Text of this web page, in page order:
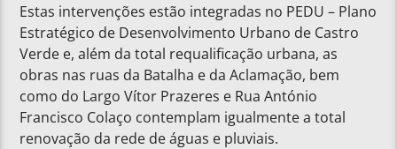
Estas intervenções estão integradas no PEDU – Plano
Estratégico de Desenvolvimento Urbano de Castro
Verde e, além da total requalificação urbana, as
obras nas ruas da Batalha e da Aclamação, bem
como do Largo Vítor Prazeres e Rua António
Francisco Colaço contemplam igualmente a total
renovação da rede de águas e pluviais.